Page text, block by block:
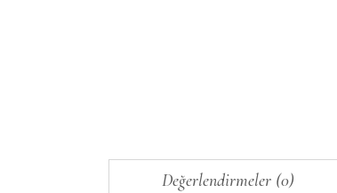
Değerlendirmeler (0)